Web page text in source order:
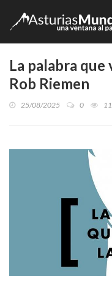
La palabra que
Rob Riemen
25/08/2025 0